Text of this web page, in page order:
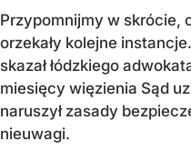
Przypomnijmy w skrócie,
orzekały kolejne
skazał łódzkiego
miesięcy więzienia Sąd
naruszył zasady
nieuwagi.